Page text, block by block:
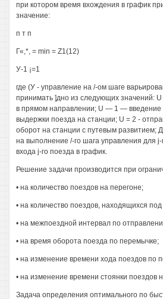
при котором время вхождения в график
значение:
п т п
Г«,*, = min = Z1(12)
У-1 ¡=1
где (У - управление на /-ом шаге
принимать ]дно из следующих значений:
в прямом направлении; U — 1 — введение
выдержки поезда на станции; U = 2 -
оборот на станции с путевым развитием;
на выполнение /-го шага управления для
входа j-го поезда в график.
Решение задачи производится при
• на количество поездов на перегоне;
• на количество поездов, находящихся
• на межпоездной интервал по
• на время оборота поезда по перемычке;
• на изменение времени хода поездов по
• на изменение времени стоянки поездов
Задача определения оптимального по